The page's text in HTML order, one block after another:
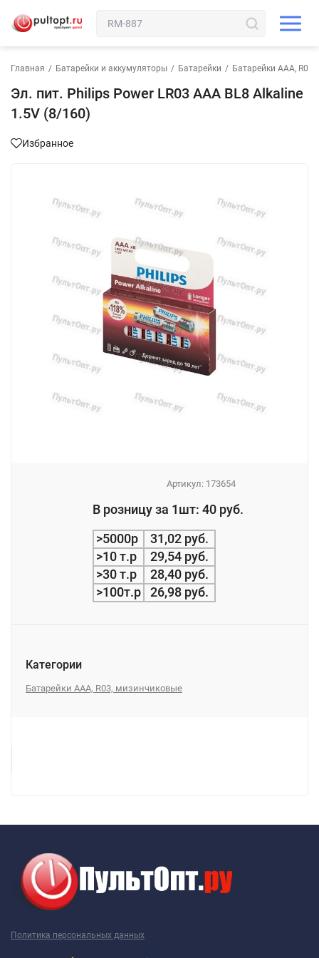
Главная / Батарейки и аккумуляторы / Батарейки / Батарейки AAA,
Эл. пит. Philips Power LR03 AAA BL8 Alkaline
1.5V (8/160)
Избранное
Артикул: 173654
В розницу за 1шт: 40 руб.
>5000р
31,02 руб.
>10 т.р
29,54 руб.
>30 т.р
28,40 руб.
>100т.р
26,98 руб.
Категории
Батарейки AAA, R03, мизинчиковые
Политика персональных данных